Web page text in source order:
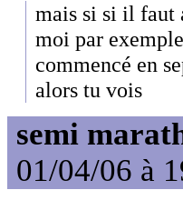
mais si si il faut
moi par
commencé en
alors tu vois
semi
01/04/06 à